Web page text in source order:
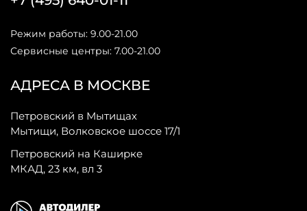
АДРЕСА В МОСКВЕ
Петровский в Мытищах
Мытищи, Волковское шоссе 17/1
Петровский на Каширке
МКАД, 23 км, вл 3
Режим работы: 9.00-21.00
Сервисные центры: 7.00-21.00